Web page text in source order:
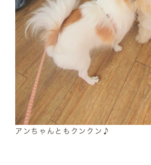
アンちゃんともクンクン♪